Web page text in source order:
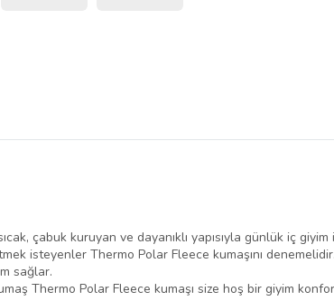
çabuk kuruyan ve dayanıklı yapısıyla günlük iç
isteyenler Thermo Polar Fleece kumaşını denemelidir.
sağlar.
Thermo Polar Fleece kumaşı size hoş bir giyim